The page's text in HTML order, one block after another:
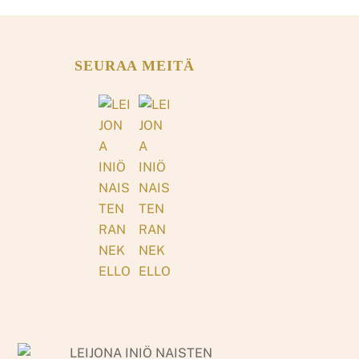
SEURAA MEITÄ